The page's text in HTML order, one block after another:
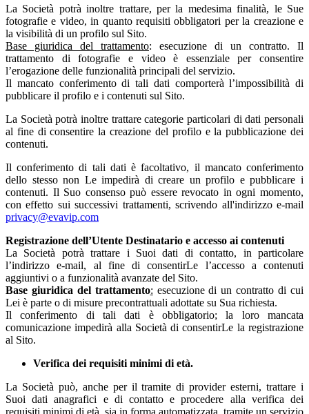
La Società potrà inoltre trattare, per la medesima finalità, le Sue
fotografie e video, in quanto requisiti obbligatori per la creazione e
la visibilità di un profilo sul Sito.
Base giuridica del trattamento: esecuzione di un contratto. Il
trattamento di fotografie e video è essenziale per consentire
l’erogazione delle funzionalità principali del servizio.
Il mancato conferimento di tali dati comporterà l’impossibilità di
pubblicare il profilo e i contenuti sul Sito.
La Società potrà inoltre trattare categorie particolari di dati personali
al fine di consentire la creazione del profilo e la pubblicazione dei
contenuti.
Il conferimento di tali dati è facoltativo, il mancato conferimento
dello stesso non Le impedirà di creare un profilo e pubblicare i
contenuti. Il Suo consenso può essere revocato in ogni momento,
con effetto sui successivi trattamenti, scrivendo all'indirizzo e-mail
privacy@evavip.com
Registrazione dell’Utente Destinatario e accesso ai contenuti
La Società potrà trattare i Suoi dati di contatto, in particolare
l’indirizzo e-mail, al fine di consentirLe l’accesso a contenuti
aggiuntivi o a funzionalità avanzate del Sito.
Base giuridica del trattamento: esecuzione di un contratto di cui
Lei è parte o di misure precontrattuali adottate su Sua richiesta.
Il conferimento di tali dati è obbligatorio; la loro mancata
comunicazione impedirà alla Società di consentirLe la registrazione
al Sito.
Verifica dei requisiti minimi di età.
La Società può, anche per il tramite di provider esterni, trattare i
Suoi dati anagrafici e di contatto e procedere alla verifica dei
requisiti minimi di età, sia in forma automatizzata, tramite un servizio